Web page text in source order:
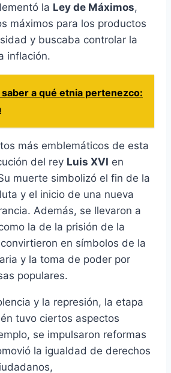
la Ley de Máximos,
máximos para los productos
y buscaba controlar la
inflación.
a qué etnia pertenezco:
más emblemáticos de esta
del rey Luis XVI en
muerte simbolizó el fin de la
y el inicio de una nueva
Además, se llevaron a
la de la prisión de la
en símbolos de la
y la toma de poder por
populares.
y la represión, la etapa
tuvo ciertos aspectos
se impulsaron reformas
la igualdad de derechos